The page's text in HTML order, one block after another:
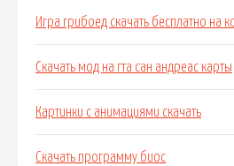
Игра грибоед скачать бесплатно на
Скачать мод на гта сан андреас карты
Картинки с анимациями скачать
Скачать программу биос